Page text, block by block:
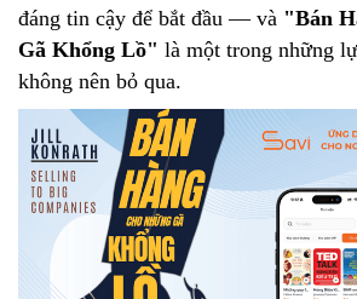
đáng tin cậy để bắt đầu — và "Bán
Gã Khổng Lồ" là một trong những
không nên bỏ qua.